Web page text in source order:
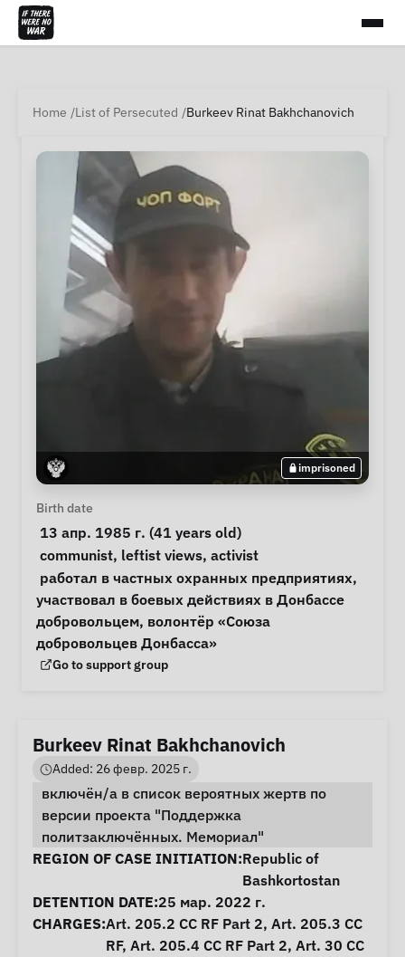
Home List of Persecuted Burkeev Rinat Bakhchanovich
imprisoned
Personal Information
Birth date
13 апр. 1985 г. (41 years old)
Special circumstances
communist, leftist views, activist
Notes
участвовал в боевых действиях в Донбассе
добровольцем, волонтёр «Союза
добровольцев Донбасса»
Support Group
Go to support group
Burkeev Rinat Bakhchanovich
Added: 26 февр. 2025 г.
включён/а в список вероятных жертв по
версии проекта "Поддержка
политзаключённых. Мемориал"
Case Information
REGION OF CASE INITIATION:Republic of
Bashkortostan
DETENTION DATE:25 мар. 2022 г.
CHARGES:Art. 205.2 CC RF Part 2, Art. 205.3 CC
RF, Art. 205.4 CC RF Part 2, Art. 30 CC